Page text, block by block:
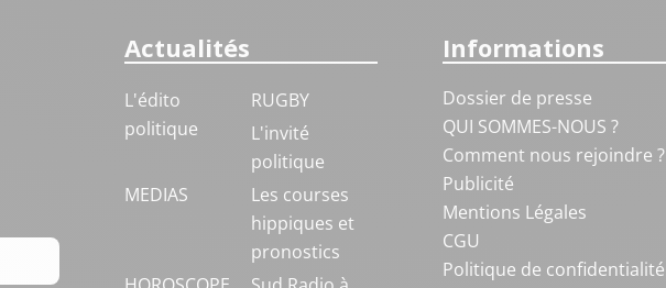
Actualités
L'édito
politique
RUGBY
L'invité
politique
MEDIAS
Les courses
hippiques et
pronostics
Informations
Dossier de presse
QUI SOMMES-NOUS ?
Comment nous rejoindre ?
Publicité
Mentions Légales
CGU
Politique de confidentialité